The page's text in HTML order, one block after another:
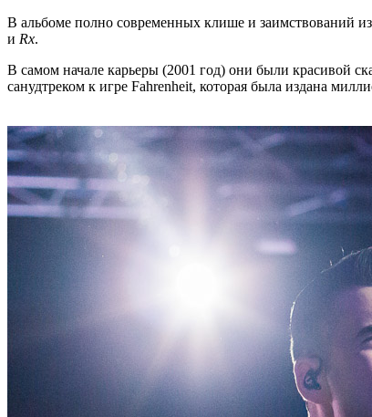
В альбоме полно современных клише и заимствований
и Rx.
В самом начале карьеры (2001 год) они были красивой
санудтреком к игре Fahrenheit, которая была издана